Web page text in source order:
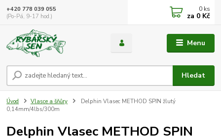
Menu
Hledat
+420 778 039 055
(Po-Pá, 9-17 hod.)
0 ks
za 0 Kč
Úvod Vlasce a šňůry
Delphin Vlasec METHOD SPIN žlutý
0,14mm/4lbs/300m
Delphin Vlasec METHOD SPIN